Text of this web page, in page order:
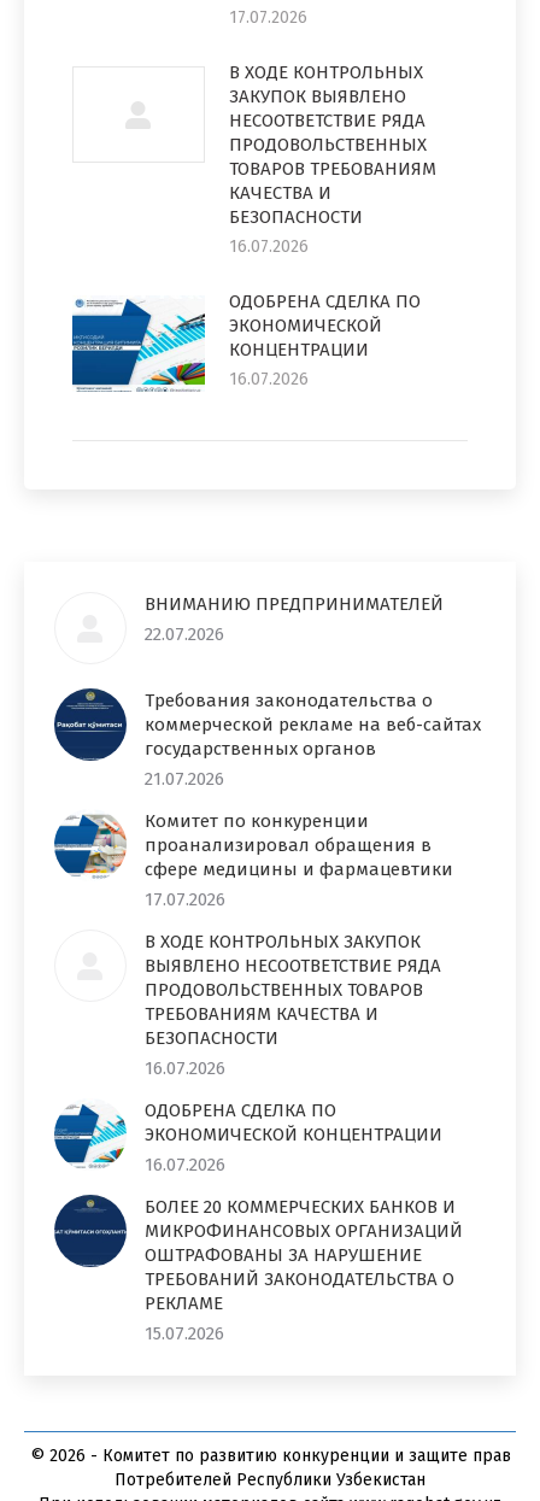
17.07.2026
В ХОДЕ КОНТРОЛЬНЫХ
ЗАКУПОК ВЫЯВЛЕНО
НЕСООТВЕТСТВИЕ РЯДА
ПРОДОВОЛЬСТВЕННЫХ
ТОВАРОВ ТРЕБОВАНИЯМ
КАЧЕСТВА И
БЕЗОПАСНОСТИ
16.07.2026
ОДОБРЕНА СДЕЛКА ПО
ЭКОНОМИЧЕСКОЙ
КОНЦЕНТРАЦИИ
16.07.2026
ВНИМАНИЮ ПРЕДПРИНИМАТЕЛЕЙ
22.07.2026
Требования законодательства о
коммерческой рекламе на веб-сайтах
государственных органов
21.07.2026
Комитет по конкуренции
проанализировал обращения в
сфере медицины и фармацевтики
17.07.2026
В ХОДЕ КОНТРОЛЬНЫХ ЗАКУПОК
ВЫЯВЛЕНО НЕСООТВЕТСТВИЕ РЯДА
ПРОДОВОЛЬСТВЕННЫХ ТОВАРОВ
ТРЕБОВАНИЯМ КАЧЕСТВА И
БЕЗОПАСНОСТИ
16.07.2026
ОДОБРЕНА СДЕЛКА ПО
ЭКОНОМИЧЕСКОЙ КОНЦЕНТРАЦИИ
16.07.2026
БОЛЕЕ 20 КОММЕРЧЕСКИХ БАНКОВ И
МИКРОФИНАНСОВЫХ ОРГАНИЗАЦИЙ
ОШТРАФОВАНЫ ЗА НАРУШЕНИЕ
ТРЕБОВАНИЙ ЗАКОНОДАТЕЛЬСТВА О
РЕКЛАМЕ
15.07.2026
© 2026 - Комитет по развитию конкуренции и защите прав
Потребителей Республики Узбекистан